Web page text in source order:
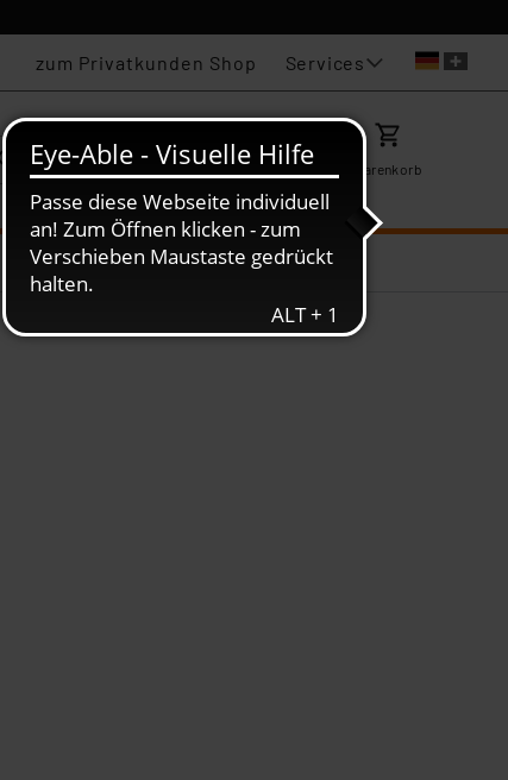
zum Privatkunden Shop Services
KarriereMein ELV Merkzettel Warenkorb
Deals